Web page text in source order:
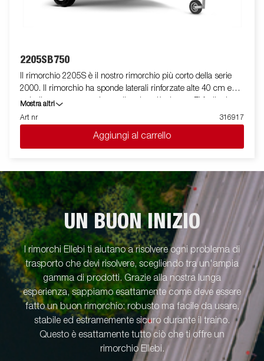
2205SB750
Il rimorchio 2205S è il nostro rimorchio più corto della serie
2000. Il rimorchio ha sponde laterali rinforzate alte 40 cm e
quindi consente un volume di carico più elevato. E' facile da
caricare grazie a la spomde anteriore e posteriore apribili per il
carico di merci lunghe. Tutte le versioni sono dotate di anelli di
fissaggio carico interni per bloccare la merce trasportata. Come
sempre ELLEBI offre un ampio programma di accessori per
possono mostrare accessori opzionali.
Mostra altri
Art nr
316917
Aggiungi al carrello
UN BUON INIZIO
I rimorchi Ellebi ti aiutano a risolvere ogni problema di
trasporto che devi risolvere, scegliendo tra un'ampia
gamma di prodotti. Grazie alla nostra lunga
esperienza, sappiamo esattamente come deve essere
fatto un buon rimorchio: robusto ma facile da usare,
stabile ed estramemente sicuro durante il traino.
Questo è esattamente tutto ciò che ti offre un
rimorchio Ellebi.